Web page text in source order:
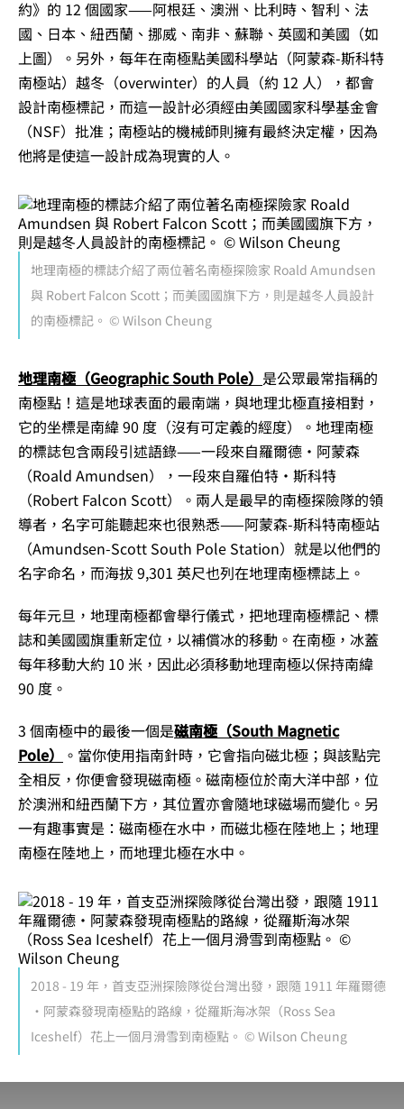
約》的 12 個國家——阿根廷、澳洲、比利時、智利、法
國、日本、紐西蘭、挪威、南非、蘇聯、英國和美國（如
上圖）。另外，每年在南極點美國科學站（阿蒙森-斯科特
南極站）越冬（overwinter）的人員（約 12 人），都會
設計南極標記，而這一設計必須經由美國國家科學基金會
（NSF）批准；南極站的機械師則擁有最終決定權，因為
他將是使這一設計成為現實的人。
地理南極的標誌介紹了兩位著名南極探險家 Roald Amundsen
與 Robert Falcon Scott；而美國國旗下方，則是越冬人員設計
的南極標記。 © Wilson Cheung
地理南極（Geographic South Pole） 是公眾最常指稱的
南極點！這是地球表面的最南端，與地理北極直接相對，
它的坐標是南緯 90 度（沒有可定義的經度）。地理南極
的標誌包含兩段引述語錄——一段來自羅爾德·阿蒙森
（Roald Amundsen），一段來自羅伯特·斯科特
（Robert Falcon Scott）。兩人是最早的南極探險隊的領
導者，名字可能聽起來也很熟悉——阿蒙森-斯科特南極站
（Amundsen-Scott South Pole Station）就是以他們的
名字命名，而海拔 9,301 英尺也列在地理南極標誌上。
每年元旦，地理南極都會舉行儀式，把地理南極標記、標
誌和美國國旗重新定位，以補償冰的移動。在南極，冰蓋
每年移動大約 10 米，因此必須移動地理南極以保持南緯
90 度。
3 個南極中的最後一個是磁南極（South Magnetic
Pole）
。當你使用指南針時，它會指向磁北極；與該點完
全相反，你便會發現磁南極。磁南極位於南大洋中部，位
於澳洲和紐西蘭下方，其位置亦會隨地球磁場而變化。另
一有趣事實是：磁南極在水中，而磁北極在陸地上；地理
南極在陸地上，而地理北極在水中。
2018 - 19 年，首支亞洲探險隊從台灣出發，跟隨 1911 年羅爾德
·阿蒙森發現南極點的路線，從羅斯海冰架（Ross Sea
Iceshelf）花上一個月滑雪到南極點。 © Wilson Cheung